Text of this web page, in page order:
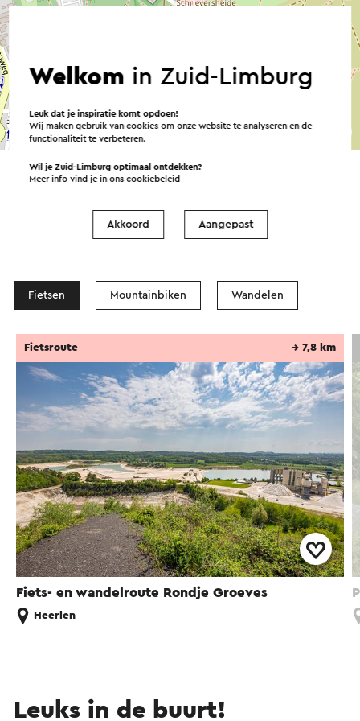
© OpenStreetMap contributors
Routes in de buurt
Fietsen Mountainbiken Wandelen
Fiets- en wandelroute Rondje Groeves
Fietsroute → 7,8 km
Heerlen
Leuks in de buurt!
Welkom in Zuid-Limburg
Leuk dat je inspiratie komt opdoen!
Wij maken gebruik van cookies om onze website te analyseren en de
functionaliteit te verbeteren.
Wil je Zuid-Limburg optimaal ontdekken?
Meer info vind je in onscookiebeleid
Akkoord Aangepast